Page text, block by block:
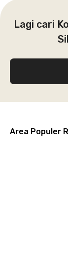
Lagi cari
Area Populer